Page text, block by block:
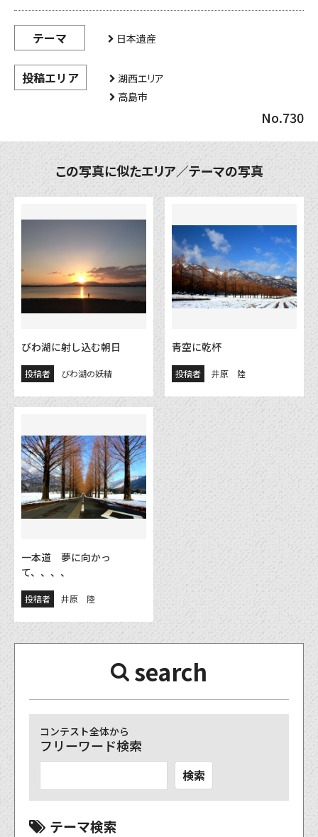
テーマ 日本遺産
投稿エリア
湖西エリア
高島市
No.730
この写真に似たエリア／テーマの写真
びわ湖に射し込む朝日
投稿者 びわ湖の妖精
青空に乾杯
投稿者 井原 陸
一本道 夢に向かっ
て、、、、
投稿者 井原 陸
search
コンテスト全体から
フリーワード検索
検索
テーマ検索